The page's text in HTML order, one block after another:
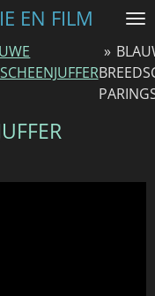
EN FILM
»